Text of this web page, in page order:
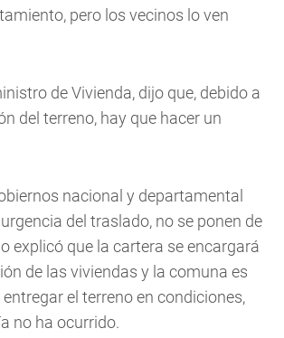
pero los vecinos lo ven
de Vivienda, dijo que, debido a
del terreno, hay que hacer un
nacional y departamental
del traslado, no se ponen de
explicó que la cartera se encargará
de las viviendas y la comuna es
el terreno en condiciones,
no ha ocurrido.